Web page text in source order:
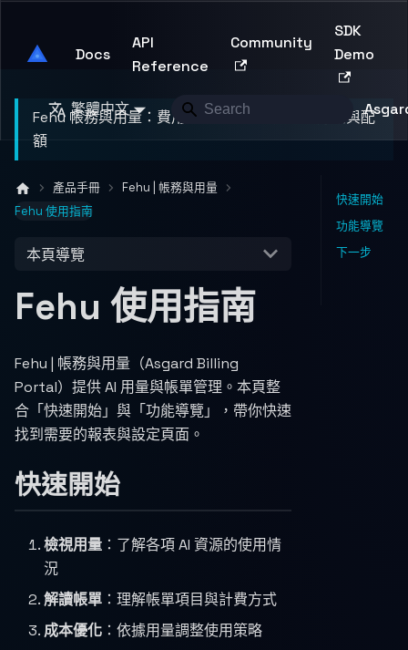
Asgard Developer
Docs
API
Reference
Community
SDK
Demo
繁體中文
Fehu 帳務與用量：費用總覽、帳單、用量、方案與配
額
產品手冊
Fehu | 帳務與用量
Fehu 使用指南
本頁導覽
Fehu 使用指南
Fehu | 帳務與用量（Asgard Billing
Portal）提供 AI 用量與帳單管理。本頁整
合「快速開始」與「功能導覽」，帶你快速
找到需要的報表與設定頁面。
快速開始
檢視用量 ：了解各項 AI 資源的使用情
況
解讀帳單 ：理解帳單項目與計費方式
成本優化 ：依據用量調整使用策略
快速開始
功能導覽
下一步